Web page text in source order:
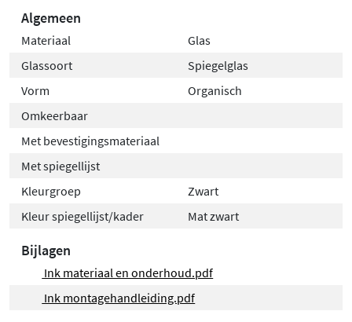
voor een rustige, natuurlijke kleurbeleving.
Algemeen
Materiaal
Glas
Glassoort
Spiegelglas
Vorm
Organisch
Omkeerbaar
Met bevestigingsmateriaal
Met spiegellijst
Kleurgroep
Zwart
Kleur spiegellijst/kader
Mat zwart
Bijlagen
Ink materiaal en onderhoud.pdf
Ink montagehandleiding.pdf